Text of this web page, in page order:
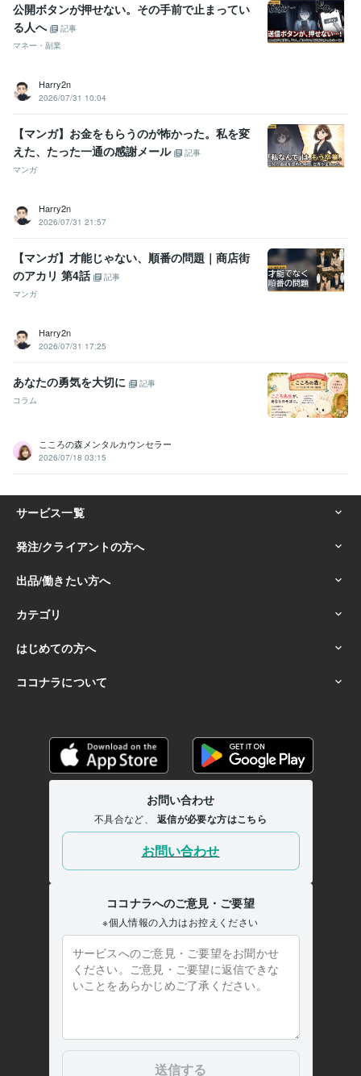
公開ボタンが押せない。その手前で止まってい
る人へ
記事
マネー・副業
Harry2n
2026/07/31 10:04
【マンガ】お金をもらうのが怖かった。私を変
えた、たった一通の感謝メール
記事
マンガ
Harry2n
2026/07/31 21:57
【マンガ】才能じゃない、順番の問題｜商店街
のアカリ 第4話
記事
マンガ
Harry2n
2026/07/31 17:25
あなたの勇気を大切に
記事
コラム
こころの森メンタルカウンセラー
2026/07/18 03:15